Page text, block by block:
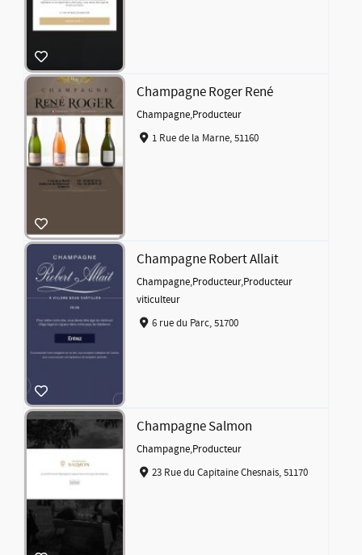
Champagne Roger René
Champagne,Producteur
1 Rue de la Marne, 51160
Champagne Robert Allait
Champagne,Producteur,Producteur
viticulteur
6 rue du Parc, 51700
Champagne Salmon
Champagne,Producteur
23 Rue du Capitaine Chesnais, 51170